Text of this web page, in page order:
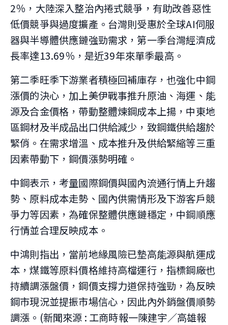
2％，大陸深入整治內捲式競爭，有助改善惡性
低價競爭與過度擴產。台灣則受惠於全球AI伺服
器與半導體供應鏈強勁需求，第一季台灣經濟成
長率達13.69％，是近39年來單季最高。
第二季旺季下游業者積極回補庫存，也強化中鋼
漲價的決心，加上美伊戰事推升原油、海運、能
源及合金價格，帶動整體煉鋼成本上揚，中東地
區鋼材及半成品出口供給減少，致鋼鐵供給趨於
緊俏。在需求增溫、成本推升及供給緊縮等三重
因素帶動下，鋼價漲勢明確。
中鋼表示，考量國際鋼價與國內流通行情上升趨
勢、原料成本走勢、國內供需情形及下游客戶競
爭力等因素，為確保整體供應鏈穩定，中鋼順應
行情並合理反映成本。
中鴻則指出，當前地緣風險已墊高能源與航運成
本，煤鐵等原料價格維持高檔運行，指標鋼廠也
持續調漲盤價，鋼價支撐力道保持強勁，為反映
鋼市現況並提振市場信心，因此內外銷盤價順勢
調漲。(新聞來源 : 工商時報一陳建宇／高雄報